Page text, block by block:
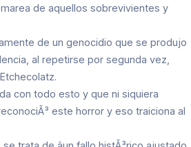
de aquellos sobrevivientes y
de un genocidio que se produjo
al repetirse por segunda vez,
con todo esto y que ni siquiera
este horror y eso traiciona al